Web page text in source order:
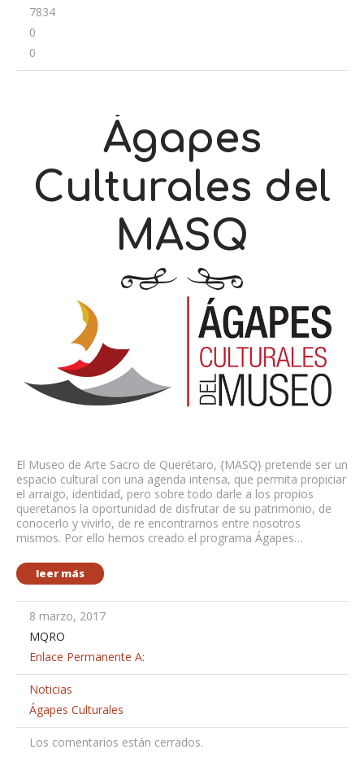
7834
0
0
Ágapes
Culturales del
MASQ
El Museo de Arte Sacro de Querétaro, {MASQ} pretende ser un
espacio cultural con una agenda intensa, que permita propiciar
el arraigo, identidad, pero sobre todo darle a los propios
queretanos la oportunidad de disfrutar de su patrimonio, de
conocerlo y vivirlo, de re encontrarnos entre nosotros
mismos. Por ello hemos creado el programa Ágapes…
leer más
8 marzo, 2017
MQRO
Enlace Permanente A:
Noticias
Ágapes Culturales
Los comentarios están cerrados.